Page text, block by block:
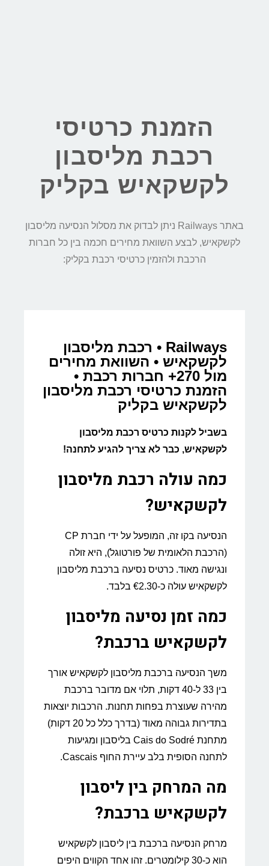
הזמנת כרטיסי
רכבת מליסבון
לקשקאיש בקליק
באתר Railways ניתן לבדוק את מסלול הנסיעה מליסבון
לקשקאיש, לבצע השוואת מחירים חכמה בין כל חברות
הרכבת ולהזמין כרטיסי רכבת בקליק:
Railways • רכבת מליסבון
לקשקאיש • השוואת מחירים
מול 270+ חברות רכבת •
הזמנת כרטיסי רכבת מליסבון
לקשקאיש בקליק
בשביל לקנות כרטיס רכבת מליסבון
לקשקאיש, כבר לא צריך להגיע לתחנה!
כמה עולה רכבת מליסבון
לקשקאיש?
הנסיעה בקו זה, המופעל על ידי חברת CP
(הרכבת הלאומית של פורטוגל), היא זולה
ונגישה מאוד. כרטיס נסיעה ברכבת מליסבון
לקשקאיש עולה כ-€2.30 בלבד.
כמה זמן נסיעה מליסבון
לקשקאיש ברכבת?
משך הנסיעה ברכבת מליסבון לקשקאיש אורך
בין 33 ל-40 דקות, תלוי אם מדובר ברכבת
מהירה שעוצרת בפחות תחנות. הרכבות יוצאות
בתדירות גבוהה מאוד (בדרך כלל כל 20 דקות)
מתחנת Cais do Sodré בליסבון ומגיעות
לתחנה הסופית בלב עיירת החוף Cascais.
מה המרחק בין ליסבון
לקשקאיש ברכבת?
מרחק הנסיעה ברכבת בין ליסבון לקשקאיש
הוא כ-30 קילומטרים. זהו אחד הקווים היפים